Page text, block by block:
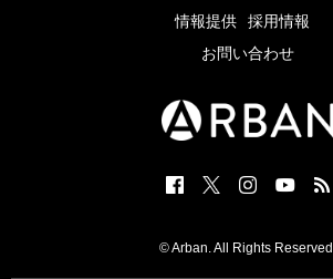
情報提供
採用情報
お問い合わせ
© Arban. All Rights Reserved.